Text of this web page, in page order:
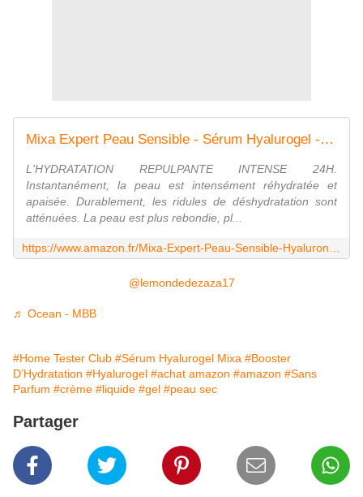
Mixa Expert Peau Sensible - Sérum Hyalurogel - Booster Hydratation 24h Repulpant - Acide Hyaluronique Pur, Vitamine B3 + B5
L'HYDRATATION REPULPANTE INTENSE 24H.
Instantanément, la peau est intensément réhydratée et
apaisée. Durablement, les ridules de déshydratation sont
atténuées. La peau est plus rebondie, pl...
@lemondedezaza17
♬ Ocean - MBB
#Home Tester Club #Sérum Hyalurogel Mixa #Booster
D’Hydratation #Hyalurogel #achat amazon #amazon #Sans
Parfum #crème #liquide #gel #peau sec
Partager